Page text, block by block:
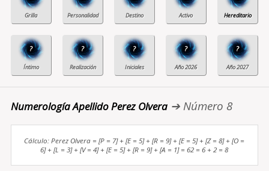
? ? ? ? ?
Numerología Apellido Perez Olvera➔ Número 8
Cálculo: Perez Olvera = [P = 7] + [E = 5] + [R = 9] + [E = 5] + [Z = 8] + [O =
6] + [L = 3] + [V = 4] + [E = 5] + [R = 9] + [A = 1] = 62 = 6 + 2 = 8